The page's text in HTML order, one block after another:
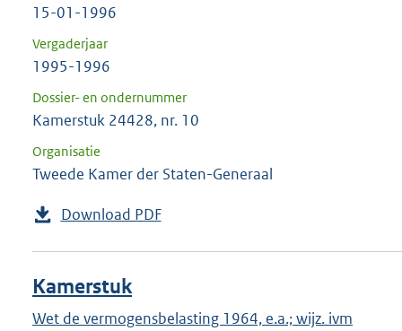
15-01-1996
Vergaderjaar
1995-1996
Dossier- en ondernummer
Kamerstuk 24428, nr. 10
Organisatie
Tweede Kamer der Staten-Generaal
Download PDF
Kamerstuk
Wet de vermogensbelasting 1964, e.a.; wijz. ivm